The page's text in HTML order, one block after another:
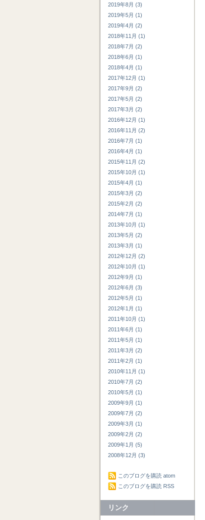
2019年8月 (3)
2019年5月 (1)
2019年4月 (2)
2018年11月 (1)
2018年7月 (2)
2018年6月 (1)
2018年4月 (1)
2017年12月 (1)
2017年9月 (2)
2017年5月 (2)
2017年3月 (2)
2016年12月 (1)
2016年11月 (2)
2016年7月 (1)
2016年4月 (1)
2015年11月 (2)
2015年10月 (1)
2015年4月 (1)
2015年3月 (2)
2015年2月 (2)
2014年7月 (1)
2013年10月 (1)
2013年5月 (2)
2013年3月 (1)
2012年12月 (2)
2012年10月 (1)
2012年9月 (1)
2012年6月 (3)
2012年5月 (1)
2012年1月 (1)
2011年10月 (1)
2011年6月 (1)
2011年5月 (1)
2011年3月 (2)
2011年2月 (1)
2010年11月 (1)
2010年7月 (2)
2010年5月 (1)
2009年9月 (1)
2009年7月 (2)
2009年3月 (1)
2009年2月 (2)
2009年1月 (5)
2008年12月 (3)
このブログを購読 atom
このブログを購読 RSS
リンク